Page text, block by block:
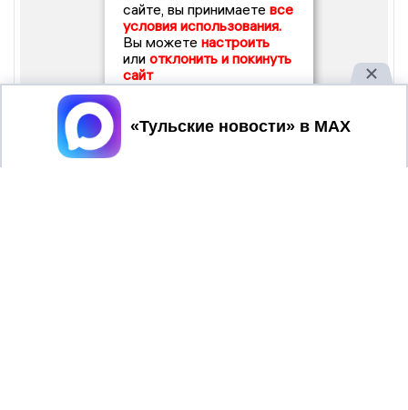
сайте, вы принимаете все
условия использования.
Вы можете настроить
или отклонить и покинуть
сайт
Принять